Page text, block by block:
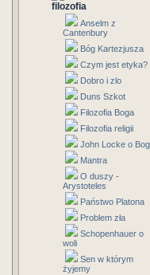
filozofia
Anselm z
Cantenbury
Bóg Kartezjusza
Czym jest etyka?
Dobro i zlo
Duns Szkot
Filozofia Boga
Filozofia religii
John Locke o
Mantra
O duszy -
Arystoteles
Państwo Platona
Problem zła
Schopenhauer o
woli
Sen w którym
żyjemy